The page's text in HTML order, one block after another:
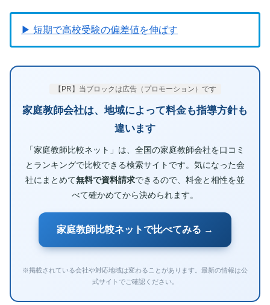
▶ 短期で高校受験の偏差値を伸ばす
【PR】当ブロックは広告（プロモーション）です
家庭教師会社は、地域によって料金も指導方針も
違います
「家庭教師比較ネット」は、全国の家庭教師会社を口コミ
とランキングで比較できる検索サイトです。気になった会
社にまとめて無料で資料請求できるので、料金と相性を並
べて確かめてから決められます。
家庭教師比較ネットで比べてみる →
※掲載されている会社や対応地域は変わることがあります。最新の情報は公
式サイトでご確認ください。